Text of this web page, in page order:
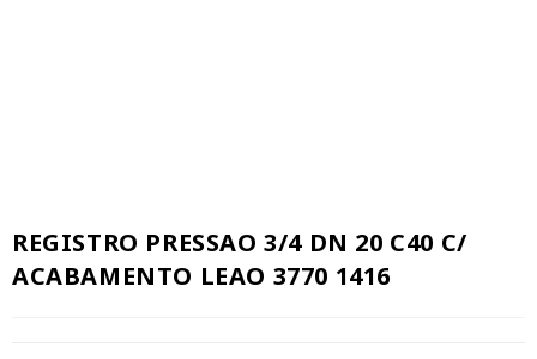
REGISTRO PRESSAO 3/4 DN 20 C40 C/
ACABAMENTO LEAO 3770 1416